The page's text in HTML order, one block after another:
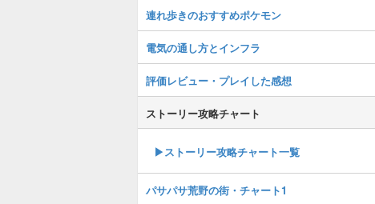
連れ歩きのおすすめポケモン
電気の通し方とインフラ
評価レビュー・プレイした感想
ストーリー攻略チャート
▶ストーリー攻略チャート一覧
パサパサ荒野の街・チャート1